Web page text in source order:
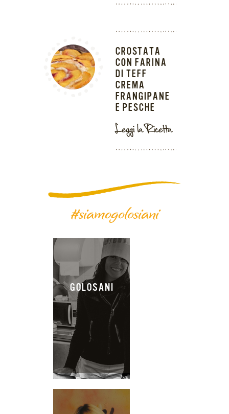
CROSTATA
CON FARINA
DI TEFF
CREMA
FRANGIPANE
E PESCHE
Leggi la Ricetta
#siamogolosiani
GOLOSANI